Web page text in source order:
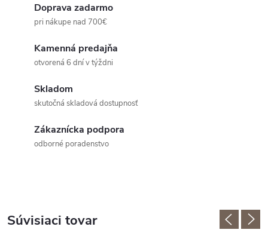
Doprava zadarmo
pri nákupe nad 700€
Kamenná predajňa
otvorená 6 dní v týždni
Skladom
skutočná skladová dostupnosť
Zákaznícka podpora
odborné poradenstvo
Súvisiaci tovar